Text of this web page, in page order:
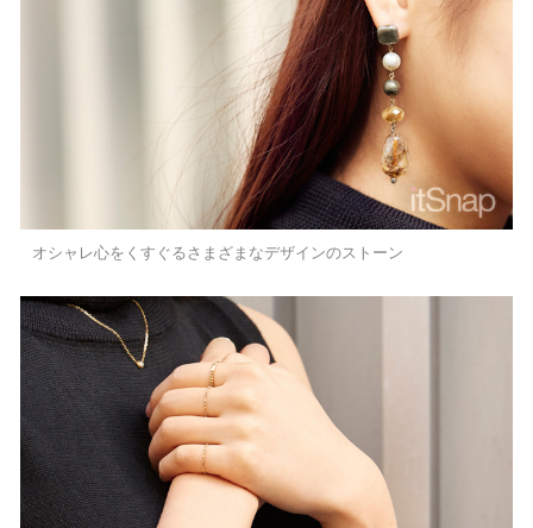
オシャレ心をくすぐるさまざまなデザインのストーン